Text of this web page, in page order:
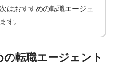
はおすすめの転職エージェ
す。
転職エージェント